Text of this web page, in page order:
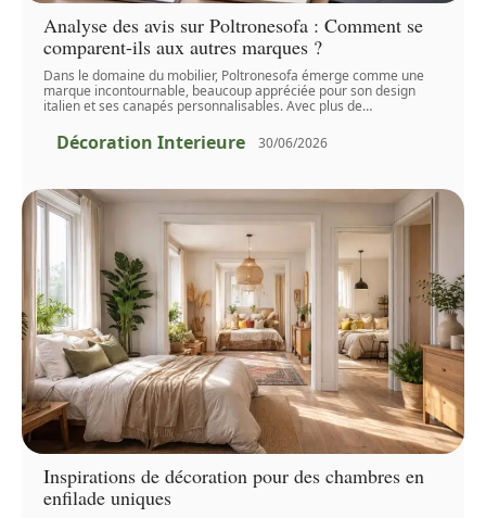
Analyse des avis sur Poltronesofa : Comment se
comparent-ils aux autres marques ?
Dans le domaine du mobilier, Poltronesofa émerge comme une
marque incontournable, beaucoup appréciée pour son design
italien et ses canapés personnalisables. Avec plus de…
Décoration Interieure 30/06/2026
Inspirations de décoration pour des chambres en
enfilade uniques